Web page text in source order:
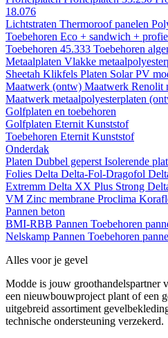
18.076
Lichtstraten Thermoroof panelen
Toebehoren Eco + sandwich +
Toebehoren 45.333 Toebehoren
Metaalplaten Vlakke
Sheetah Klikfels Platen Solar PV
Maatwerk (ontw) Maatwerk Renolit
Maatwerk metaalpolyesterplaten
Golfplaten en toebehoren
Golfplaten Eternit Kunststof
Toebehoren Eternit Kunststof
Onderdak
Platen Dubbel geperst Isolerende
Folies Delta Delta-Fol-Dragofol
Extremm Delta XX Plus Strong
VM Zinc membrane Proclima
Pannen beton
BMI-RBB Pannen Toebehoren
Nelskamp Pannen Toebehoren
Alles voor je gevel
Modde is jouw groothandelspartner
een nieuwbouwproject plant of een
uitgebreid assortiment
technische ondersteuning verzekerd.